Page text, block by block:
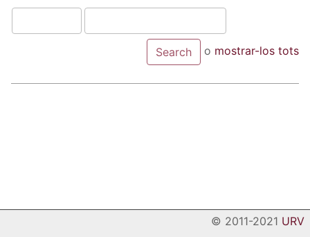
o mostrar-los tots
© 2011-2021 URV